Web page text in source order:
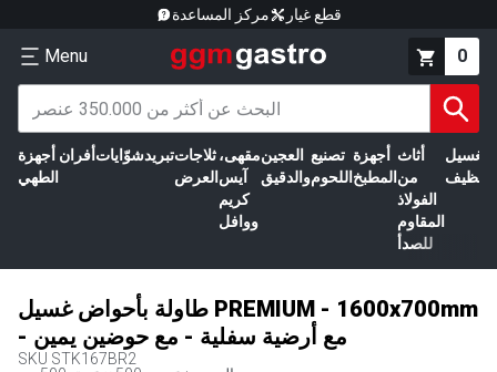
مركز المساعدة قطع غيار
Menu 0
أجهزة
الطهي
أفران شوّاياتتبريدثلاجات
العرض
مقهى،
آيس
كريم
ووافل
العجين
والدقيق
تصنيع
اللحوم
أجهزة
المطبخ
أثاث
من
الفولاذ
المقاوم
للصدأ
الغسيل
طاولة بأحواض غسيل PREMIUM - 1600x700mm
- مع أرضية سفلية - مع حوضين يمين
SKU STK167BR2